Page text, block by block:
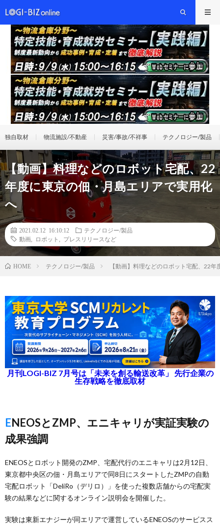
独自取材 物流施設/不動産 災害/事故/不祥事 テクノロジー/製品
【動画】料理などのロボット宅配、22
年度に東京の佃・月島エリアで実用化
へ
2021.02.12 16:10:12
テクノロジー/製品
動画
ロボット プレスリリースなど
HOME テクノロジー/製品 【動画】料理などのロボット宅配、22
月刊LOGI-BIZ 7月号は「未来を創る輸送改革」 先行企業の
生存戦略を徹底取材
ENEOSとZMP、エニキャリが実証実験の
成果強調
ENEOSとロボット開発のZMP、宅配代行のエニキャリは2月12日、
東京都中央区の佃・月島エリアで同8日にスタートしたZMPの自動
宅配ロボット「DeliRo（デリロ）」を使った複数店舗からの宅配実
験の結果などに関するオンライン説明会を開催した。
実験は東新エナジーが同エリアで運営しているENEOSのサービスス